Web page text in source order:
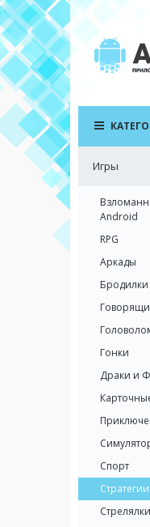
Игры
Android
RPG
Аркады
Бродилки
Гонки
Драки и
Спорт